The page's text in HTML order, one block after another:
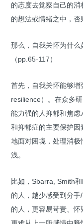
的态度去觉察自己的
的想法或情绪之中，否
那么，自我关怀为什么
（pp.65-117）
首先，自我关怀能够
resilience）。在众多
能力强的人抑郁和焦
和抑郁症的主要保护
地面对困境，处理消
浅。
比如，Sbarra, Smith
的人，越少感受到分
的人，更容易苛责、